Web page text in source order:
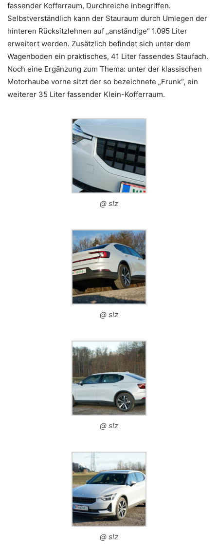
fassender Kofferraum, Durchreiche inbegriffen.
Selbstverständlich kann der Stauraum durch Umlegen der
hinteren Rücksitzlehnen auf „anständige“ 1.095 Liter
erweitert werden. Zusätzlich befindet sich unter dem
Wagenboden ein praktisches, 41 Liter fassendes Staufach.
Noch eine Ergänzung zum Thema: unter der klassischen
Motorhaube vorne sitzt der so bezeichnete „Frunk“, ein
weiterer 35 Liter fassender Klein-Kofferraum.
@ slz
@ slz
@ slz
@ slz